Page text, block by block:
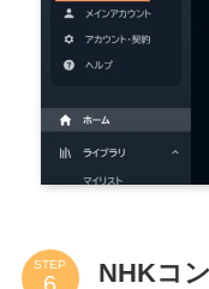
STEP
NHKコ